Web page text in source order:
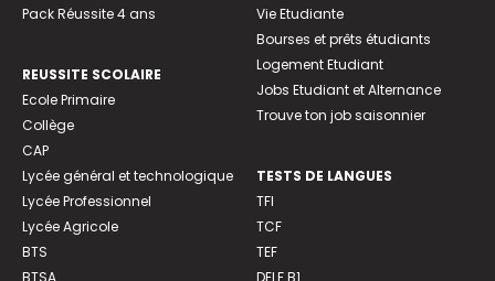
Pack Réussite 4 ans
REUSSITE SCOLAIRE
Ecole Primaire
Collège
CAP
Lycée général et technologique
Lycée Professionnel
Lycée Agricole
BTS
Vie Etudiante
Bourses et prêts étudiants
Logement Etudiant
Jobs Etudiant et Alternance
Trouve ton job saisonnier
TESTS DE LANGUES
TFI
TCF
TEF